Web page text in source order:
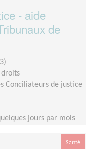
- aide
de
droits
Conciliateurs de justice
jours par mois
Santé